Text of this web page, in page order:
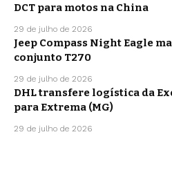
DCT para motos na China
29 de julho de 2026
Jeep Compass Night Eagle
conjunto T270
29 de julho de 2026
DHL transfere logística da
para Extrema (MG)
29 de julho de 2026